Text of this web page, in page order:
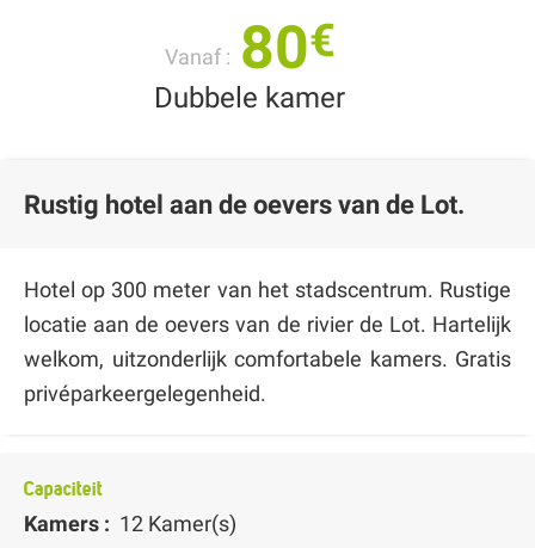
Vanaf : 80€
Dubbele kamer
Rustig hotel aan de oevers van de Lot.
Hotel op 300 meter van het stadscentrum. Rustige
locatie aan de oevers van de rivier de Lot. Hartelijk
welkom, uitzonderlijk comfortabele kamers. Gratis
privéparkeergelegenheid.
Capaciteit
Kamers : 12 Kamer(s)